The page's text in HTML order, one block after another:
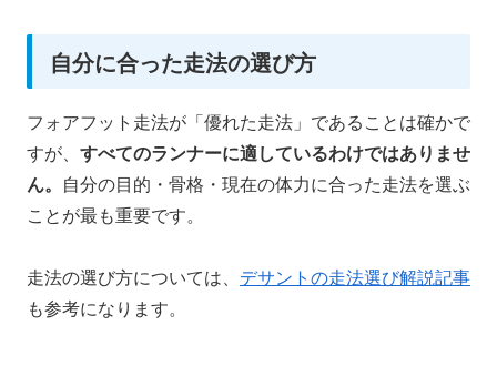
自分に合った走法の選び方
フォアフット走法が「優れた走法」であることは確かで
すが、 すべてのランナーに適しているわけではありませ
ん。 自分の目的・骨格・現在の体力に合った走法を選ぶ
ことが最も重要です。
走法の選び方については、 デサントの走法選び解説記事
も参考になります。